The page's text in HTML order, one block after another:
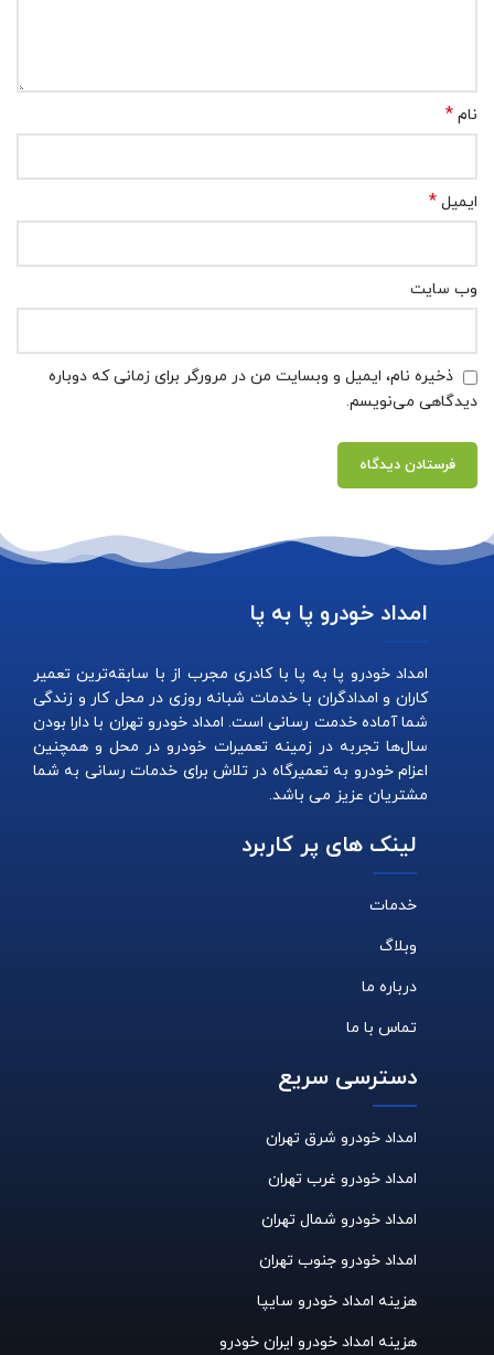
نام *
ایمیل *
وب‌ سایت
ذخیره نام، ایمیل و وبسایت من در مرورگر برای زمانی که دوباره
دیدگاهی می‌نویسم.
امداد خودرو پا به پا
امداد خودرو پا به پا با کادری مجرب از با سابقه‌ترین تعمیر
کاران و امدادگران با خدمات شبانه روزی در محل کار و زندگی
شما آماده خدمت رسانی است. امداد خودرو تهران با دارا بودن
سال‌ها تجربه در زمینه تعمیرات خودرو در محل و همچنین
اعزام خودرو به تعمیرگاه در تلاش برای خدمات رسانی به شما
مشتریان عزیز می باشد.
لینک های پر کاربرد
خدمات
وبلاگ
درباره ما
تماس با ما
دسترسی سریع
امداد خودرو شرق تهران
امداد خودرو غرب تهران
امداد خودرو شمال تهران
امداد خودرو جنوب تهران
هزینه امداد خودرو سایپا
هزینه امداد خودرو ایران خودرو